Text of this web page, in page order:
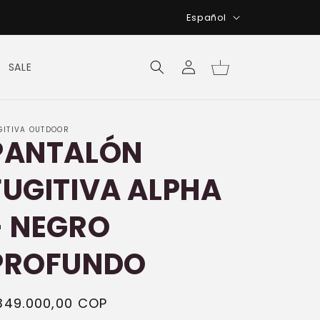
d
o
Español
SALE
Iniciar
sesión
Carrito
OUTDOOR
ALPHA
COP